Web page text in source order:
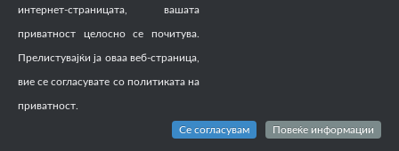
интернет-страницата, вашата
приватност целосно се почитува.
Прелистувајќи ја оваа веб-страница,
вие се согласувате со политиката на
приватност.
Се согласувам Повеќе информации